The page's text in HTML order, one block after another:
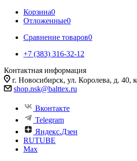
Корзина0
Отложенные0
Сравнение товаров0
+7 (383) 316-32-12
Контактная информация
г. Новосибирск, ул. Королева, д. 40,
shop.nsk@balttex.ru
Вконтакте
Telegram
Яндекс.Дзен
RUTUBE
Max